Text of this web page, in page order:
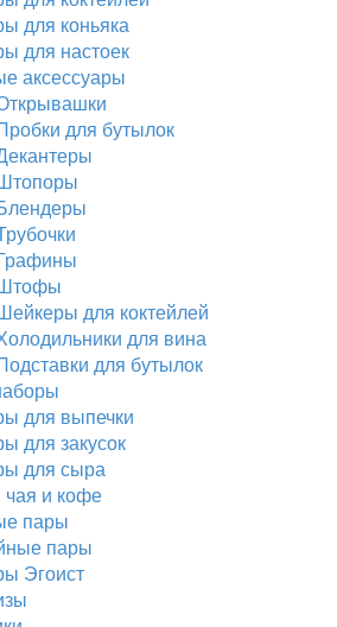
для коньяка
для настоек
аксессуары
для бутылок
для коктейлей
для вина
для бутылок
для выпечки
для закусок
для сыра
чая и кофе
пары
пары
Эгоист